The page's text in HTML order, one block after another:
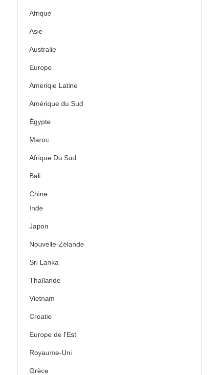
Afrique
Asie
Australie
Europe
Ameriqie Latine
Amérique du Sud
Égypte
Maroc
Afrique Du Sud
Bali
Chine
Inde
Japon
Nouvelle-Zélande
Sri Lanka
Thaïlande
Vietnam
Croatie
Europe de l'Est
Royaume-Uni
Grèce